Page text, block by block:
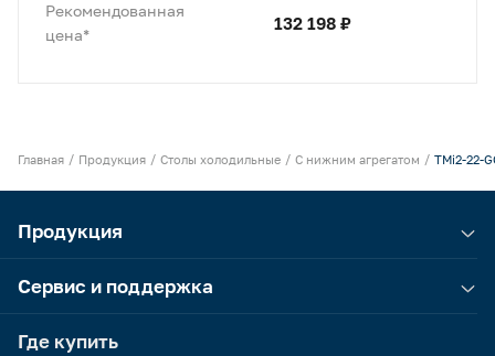
Рекомендованная
цена*
132 198 ₽
Главная Продукция Столы холодильные С нижним агрегатом TMi2-22-
Продукция
Сервис и поддержка
Где купить